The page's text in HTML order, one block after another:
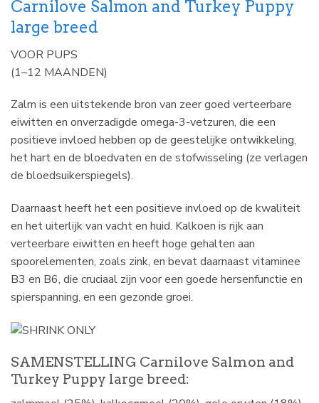
Carnilove Salmon and Turkey Puppy
large breed
VOOR PUPS
(1–12 MAANDEN)
Zalm is een uitstekende bron van zeer goed verteerbare
eiwitten en onverzadigde omega-3-vetzuren, die een
positieve invloed hebben op de geestelijke ontwikkeling,
het hart en de bloedvaten en de stofwisseling (ze verlagen
de bloedsuikerspiegels).
Daarnaast heeft het een positieve invloed op de kwaliteit
en het uiterlijk van vacht en huid. Kalkoen is rijk aan
verteerbare eiwitten en heeft hoge gehalten aan
spoorelementen, zoals zink, en bevat daarnaast vitaminee
B3 en B6, die cruciaal zijn voor een goede hersenfunctie en
spierspanning, en een gezonde groei.
SAMENSTELLING Carnilove Salmon and
Turkey Puppy large breed: